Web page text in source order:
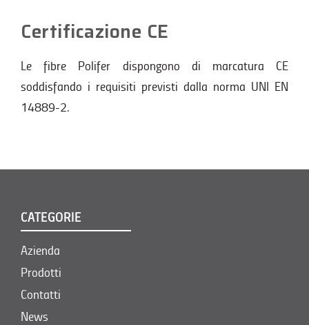
Certificazione CE
Le fibre Polifer dispongono di marcatura CE
soddisfando i requisiti previsti dalla norma UNI EN
14889-2.
CATEGORIE
Azienda
Prodotti
Contatti
News